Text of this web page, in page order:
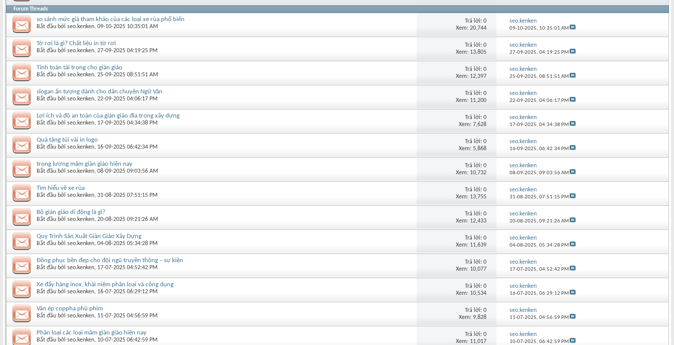
Forum Threads
so sánh mức giá tham khảo của các loại xe rùa phổ biến
Bắt đầu bởi seo.kenken‎, 09-10-2025 10:35:01 AM
Trả lời: 0
Xem: 20,744
seo.kenken
09-10-2025, 10:35:01 AM
Tờ rơi là gì? Chất liệu in tờ rơi
Bắt đầu bởi seo.kenken‎, 27-09-2025 04:19:25 PM
Trả lời: 0
Xem: 13,805
seo.kenken
27-09-2025,04:19:25 PM
Tính toán tải trọng cho giàn giáo
Bắt đầu bởi seo.kenken‎, 25-09-2025 08:51:51 AM
Trả lời: 0
Xem: 12,397
seo.kenken
25-09-2025,08:51:51 AM
slogan ấn tượng dành cho dân chuyên Ngữ Văn
Bắt đầu bởi seo.kenken‎, 22-09-2025 04:06:17 PM
Trả lời: 0
Xem: 11,200
seo.kenken
22-09-2025,04:06:17 PM
Lợi ích và độ an toàn của giàn giáo đĩa trong xây dựng
Bắt đầu bởi seo.kenken‎, 17-09-2025 04:34:38 PM
Trả lời: 0
Xem: 7,628
seo.kenken
17-09-2025,04:34:38 PM
Quà tặng túi vải in logo
Bắt đầu bởi seo.kenken‎, 16-09-2025 06:42:34 PM
Trả lời: 0
Xem: 5,868
seo.kenken
16-09-2025,06:42:34 PM
trọng lượng mâm giàn giáo hiện nay
Bắt đầu bởi seo.kenken‎, 08-09-2025 09:03:56 AM
Trả lời: 0
Xem: 10,732
seo.kenken
08-09-2025,09:03:56 AM
Tìm hiểu về xe rùa
Bắt đầu bởi seo.kenken‎, 31-08-2025 07:51:15 PM
Trả lời: 0
Xem: 13,755
seo.kenken
31-08-2025,07:51:15 PM
Bộ giàn giáo di động là gì?
Bắt đầu bởi seo.kenken‎, 20-08-2025 09:21:26 AM
Trả lời: 0
Xem: 12,433
seo.kenken
20-08-2025,09:21:26 AM
Quy Trình Sản Xuất Giàn Giáo Xây Dựng
Bắt đầu bởi seo.kenken‎, 04-08-2025 05:34:28 PM
Trả lời: 0
Xem: 11,639
seo.kenken
04-08-2025,05:34:28 PM
Đồng phục bền đẹp cho đội ngũ truyền thông – sự kiện
Bắt đầu bởi seo.kenken‎, 17-07-2025 04:52:42 PM
Trả lời: 0
Xem: 10,077
seo.kenken
17-07-2025,04:52:42 PM
Xe đẩy hàng inox, khái niệm phân loại và công dụng
Bắt đầu bởi seo.kenken‎, 16-07-2025 06:29:12 PM
Trả lời: 0
Xem: 10,534
seo.kenken
16-07-2025,06:29:12 PM
Ván ép coppha phủ phim
Bắt đầu bởi seo.kenken‎, 11-07-2025 04:56:59 PM
Trả lời: 0
Xem: 9,828
seo.kenken
11-07-2025,04:56:59 PM
Phân loại các loại mâm giàn giáo hiện nay
Bắt đầu bởi seo.kenken‎, 10-07-2025 06:42:59 PM
Trả lời: 0
Xem: 11,017
seo.kenken
10-07-2025,06:42:59 PM